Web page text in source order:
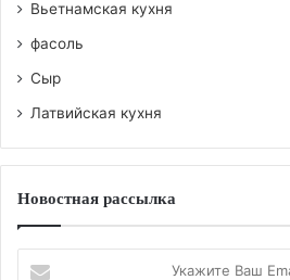
Вьетнамская кухня
фасоль
Сыр
Латвийская кухня
Новостная рассылка